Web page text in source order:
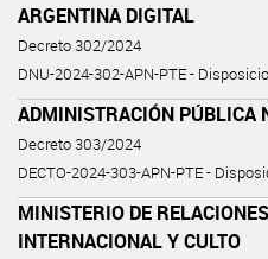
ARGENTINA DIGITAL
Decreto 302/2024
DNU-2024-302-APN-PTE -
ADMINISTRACIÓN PÚBLICA
Decreto 303/2024
DECTO-2024-303-APN-PTE -
MINISTERIO DE
INTERNACIONAL Y CULTO